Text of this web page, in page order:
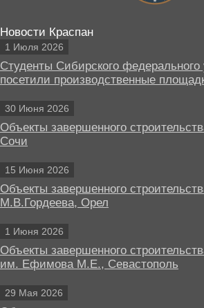
Новости Краспан
1 Июля 2026
Студенты Сибирского федерального
посетили производственные
30 Июня 2026
Объекты завершенного
Сочи
15 Июня 2026
Объекты завершенного
М.В.Гордеева, Орел
1 Июня 2026
Объекты завершенного
им. Ефимова М.Е., Севастополь
29 Мая 2026